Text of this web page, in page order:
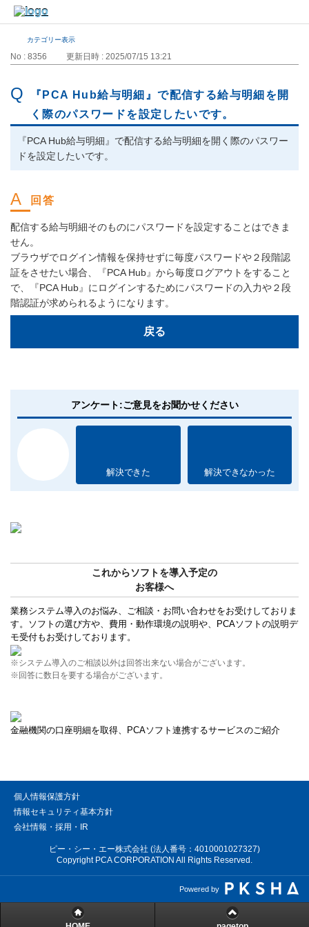
カテゴリー表示
No : 8356 更新日時 : 2025/07/15 13:21
『PCA Hub給与明細』で配信する給与明細を開
く際のパスワードを設定したいです。
『PCA Hub給与明細』で配信する給与明細を開く際のパスワー
ドを設定したいです。
配信する給与明細そのものにパスワードを設定することはできま
せん。
ブラウザでログイン情報を保持せずに毎度パスワードや２段階認
証をさせたい場合、『PCA Hub』から毎度ログアウトをすること
で、『PCA Hub』にログインするためにパスワードの入力や２段
階認証が求められるようになります。
戻る
アンケート:ご意見をお聞かせください
解決できた 解決できなかった
これからソフトを導入予定の
お客様へ
業務システム導入のお悩み、ご相談・お問い合わせをお受けしておりま
す。ソフトの選び方や、費用・動作環境の説明や、PCAソフトの説明デ
モ受付もお受けしております。
※システム導入のご相談以外は回答出来ない場合がございます。
※回答に数日を要する場合がございます。
金融機関の口座明細を取得、PCAソフト連携するサービスのご紹介
個人情報保護方針
情報セキュリティ基本方針
会社情報・採用・IR
ピー・シー・エー株式会社 (法人番号：4010001027327)
Copyright PCA CORPORATION All Rights Reserved.
Powered by